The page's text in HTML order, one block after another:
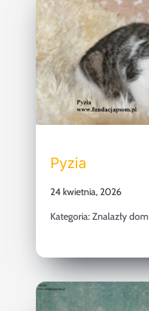
Pyzia
24 kwietnia, 2026
Kategoria: Znalazły dom